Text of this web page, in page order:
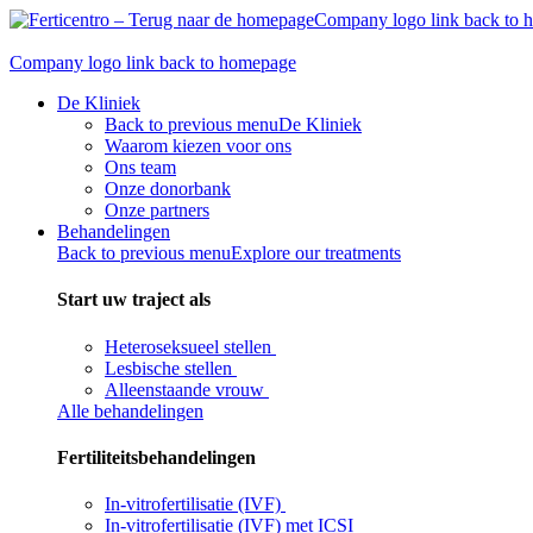
Skip
content
Company logo link back to
Company logo link back to homepage
De Kliniek
Back to previous menuDe Kliniek
Waarom kiezen voor ons
Ons team
Onze donorbank​
Onze partners
Behandelingen
Back to previous menuExplore our treatments
Start uw traject als
Heteroseksueel stellen
Lesbische stellen
Alleenstaande vrouw
Alle behandelingen
Fertiliteitsbehandelingen
In-vitrofertilisatie (IVF)
In-vitrofertilisatie (IVF) met ICSI